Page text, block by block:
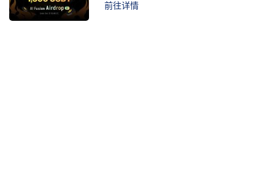
前往详情